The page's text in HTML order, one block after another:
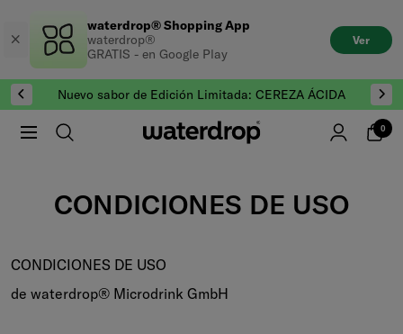
contenido
waterdrop® Shopping App
waterdrop®
GRATIS - en Google Play
Ver
Nuevo sabor de Edición Limitada: CEREZA ÁCIDA
0
CONDICIONES DE USO
CONDICIONES DE USO
de waterdrop® Microdrink GmbH